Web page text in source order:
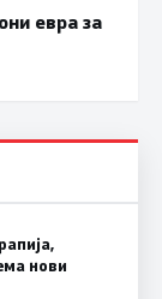
евра за
нови